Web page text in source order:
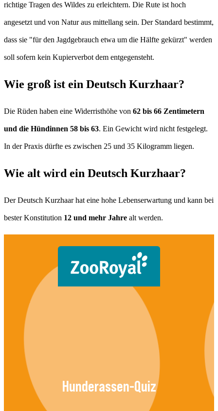
richtige Tragen des Wildes zu erleichtern. Die Rute ist hoch
angesetzt und von Natur aus mittellang sein. Der Standard bestimmt,
dass sie "für den Jagdgebrauch etwa um die Hälfte gekürzt" werden
soll sofern kein Kupierverbot dem entgegensteht.
Wie groß ist ein Deutsch Kurzhaar?
Die Rüden haben eine Widerristhöhe von 62 bis 66 Zentimetern
und die Hündinnen 58 bis 63. Ein Gewicht wird nicht festgelegt.
In der Praxis dürfte es zwischen 25 und 35 Kilogramm liegen.
Wie alt wird ein Deutsch Kurzhaar?
Der Deutsch Kurzhaar hat eine hohe Lebenserwartung und kann bei
bester Konstitution 12 und mehr Jahre alt werden.